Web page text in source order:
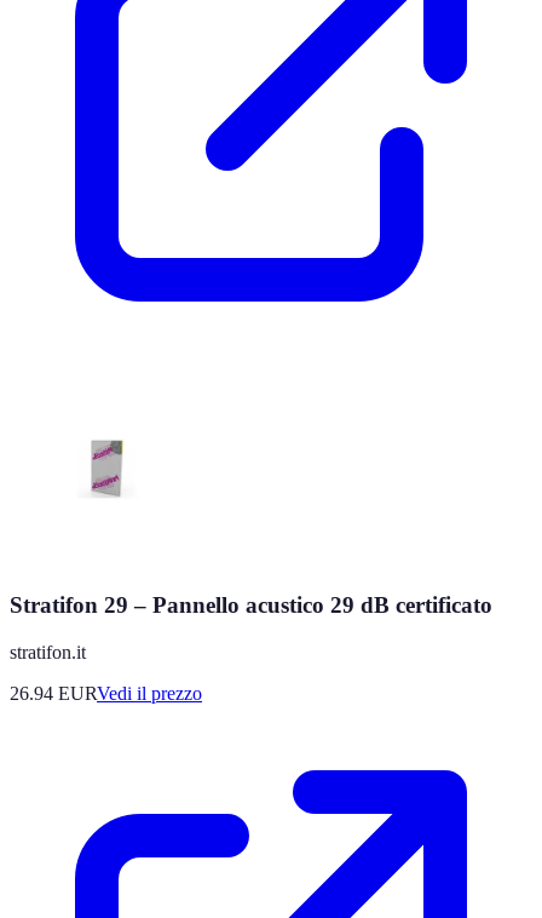
Stratifon 29 – Pannello acustico 29 dB certificato
stratifon.it
26.94 EURVedi il prezzo